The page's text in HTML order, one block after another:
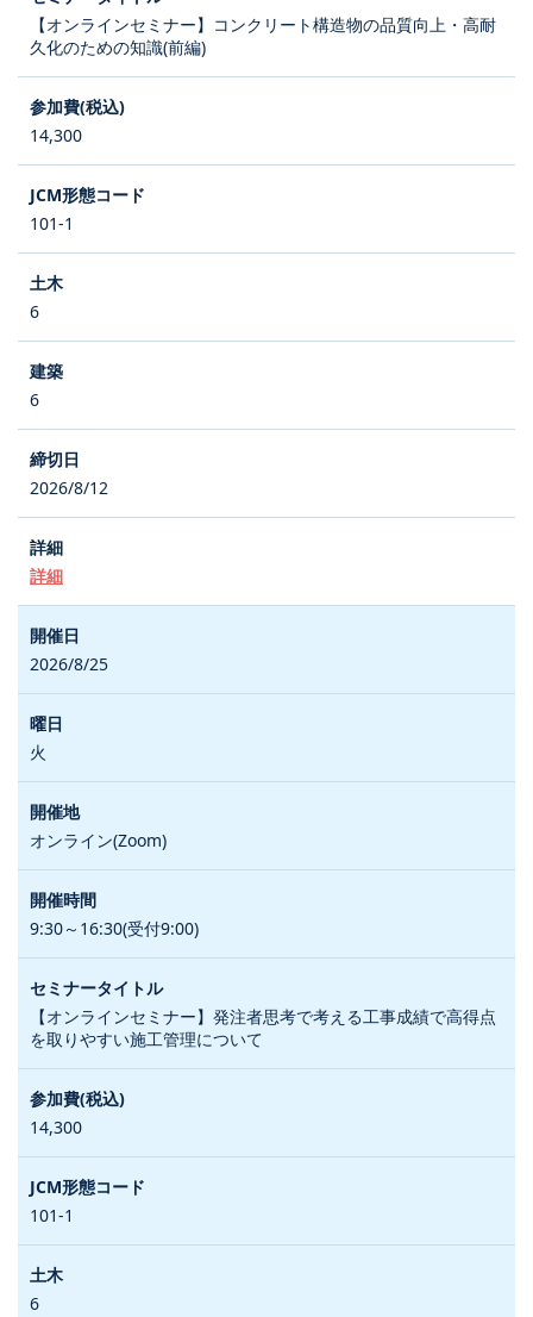
【オンラインセミナー】コンクリート構造物の品質向上・高耐
久化のための知識(前編)
14,300
101-1
6
6
2026/8/12
詳細
2026/8/25
火
オンライン(Zoom)
9:30～16:30(受付9:00)
【オンラインセミナー】発注者思考で考える工事成績で高得点
を取りやすい施工管理について
14,300
101-1
6